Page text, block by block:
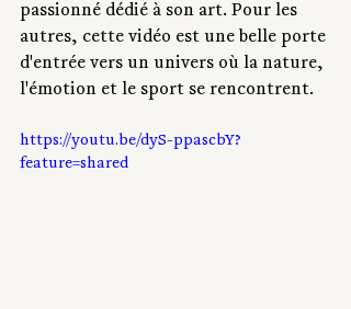
passionné dédié à son art. Pour les
autres, cette vidéo est une belle porte
d'entrée vers un univers où la nature,
l'émotion et le sport se rencontrent.
https://youtu.be/dyS-ppascbY?
feature=shared